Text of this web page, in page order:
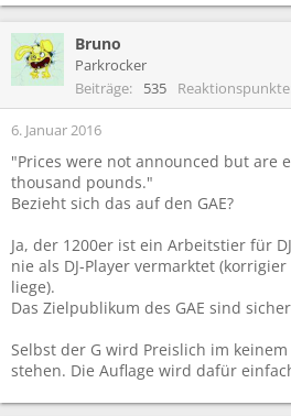
Bruno
Parkrocker
Beiträge
535 Reaktionspunkte
6. Januar 2016
"Prices were not announced but are
thousand pounds."
Bezieht sich das auf den GAE?
Ja, der 1200er ist ein Arbeitstier für
nie als DJ-Player vermarktet
liege).
Das Zielpublikum des GAE sind
Selbst der G wird Preislich im
stehen. Die Auflage wird dafür